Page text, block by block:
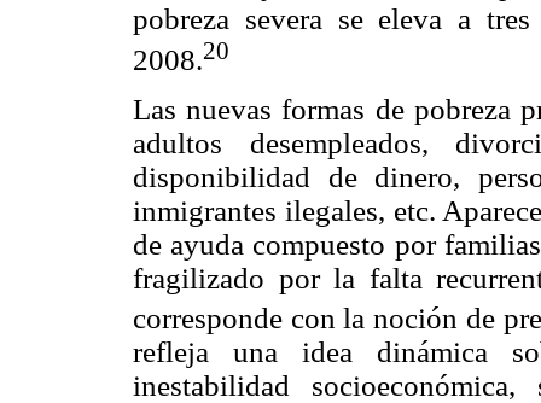
pobreza severa se eleva a
2008.20
Las nuevas formas de pobreza
adultos desempleados,
disponibilidad de dinero,
inmigrantes ilegales, etc.
de ayuda compuesto por
fragilizado por la falta
corresponde con la noción de
refleja una idea dinámica
inestabilidad